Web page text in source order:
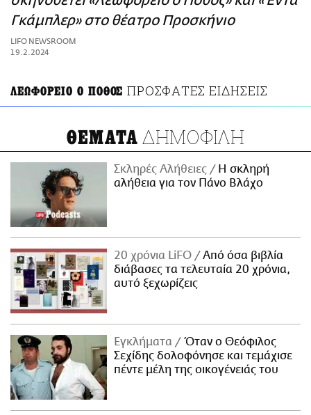
ΑΜΠΑ
PRINT
Γκάμπλερ» στο θέατρο Προσκήνιο
LIFO NEWSROOM
19.2.2024
ΛΕΩΦΟΡΕΙΟ Ο ΠΟΘΟΣ ΠΡΟΣΦΑΤΕΣ ΕΙΔΗΣΕΙΣ
ΘΕΜΑΤΑ ΔΗΜΟΦΙΛΗ
Σκληρές Αλήθειες
H σκληρή
αλήθεια για τον Πάνο Βλάχο
20 χρόνια LiFO
Από όσα βιβλία
διάβασες τα τελευταία 20 χρόνια,
αυτό ξεχωρίζεις
Εγκλήματα
Όταν ο Θεόφιλος
Σεχίδης δολοφόνησε και τεμάχισε
πέντε μέλη της οικογένειάς του